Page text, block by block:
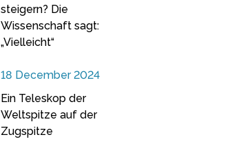
steigern? Die
Wissenschaft sagt:
„Vielleicht“
18 December 2024
Ein Teleskop der
Weltspitze auf der
Zugspitze